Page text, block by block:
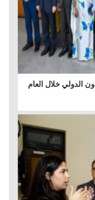
الدولي خلال العام